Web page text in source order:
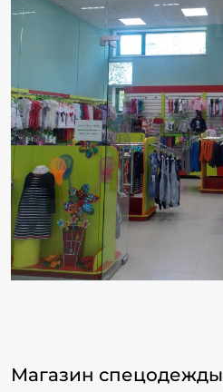
Магазин спецодежды